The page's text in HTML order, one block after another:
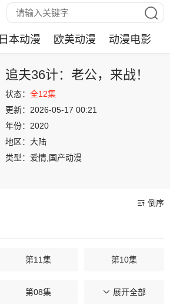
日本动漫 欧美动漫 动漫电影
追夫36计：老公，来战！
状态： 全12集
更新： 2026-05-17 00:21
年份： 2020
地区： 大陆
类型： 爱情,国产动漫
倒序
第11集 第10集
第08集 第07集
展开全部